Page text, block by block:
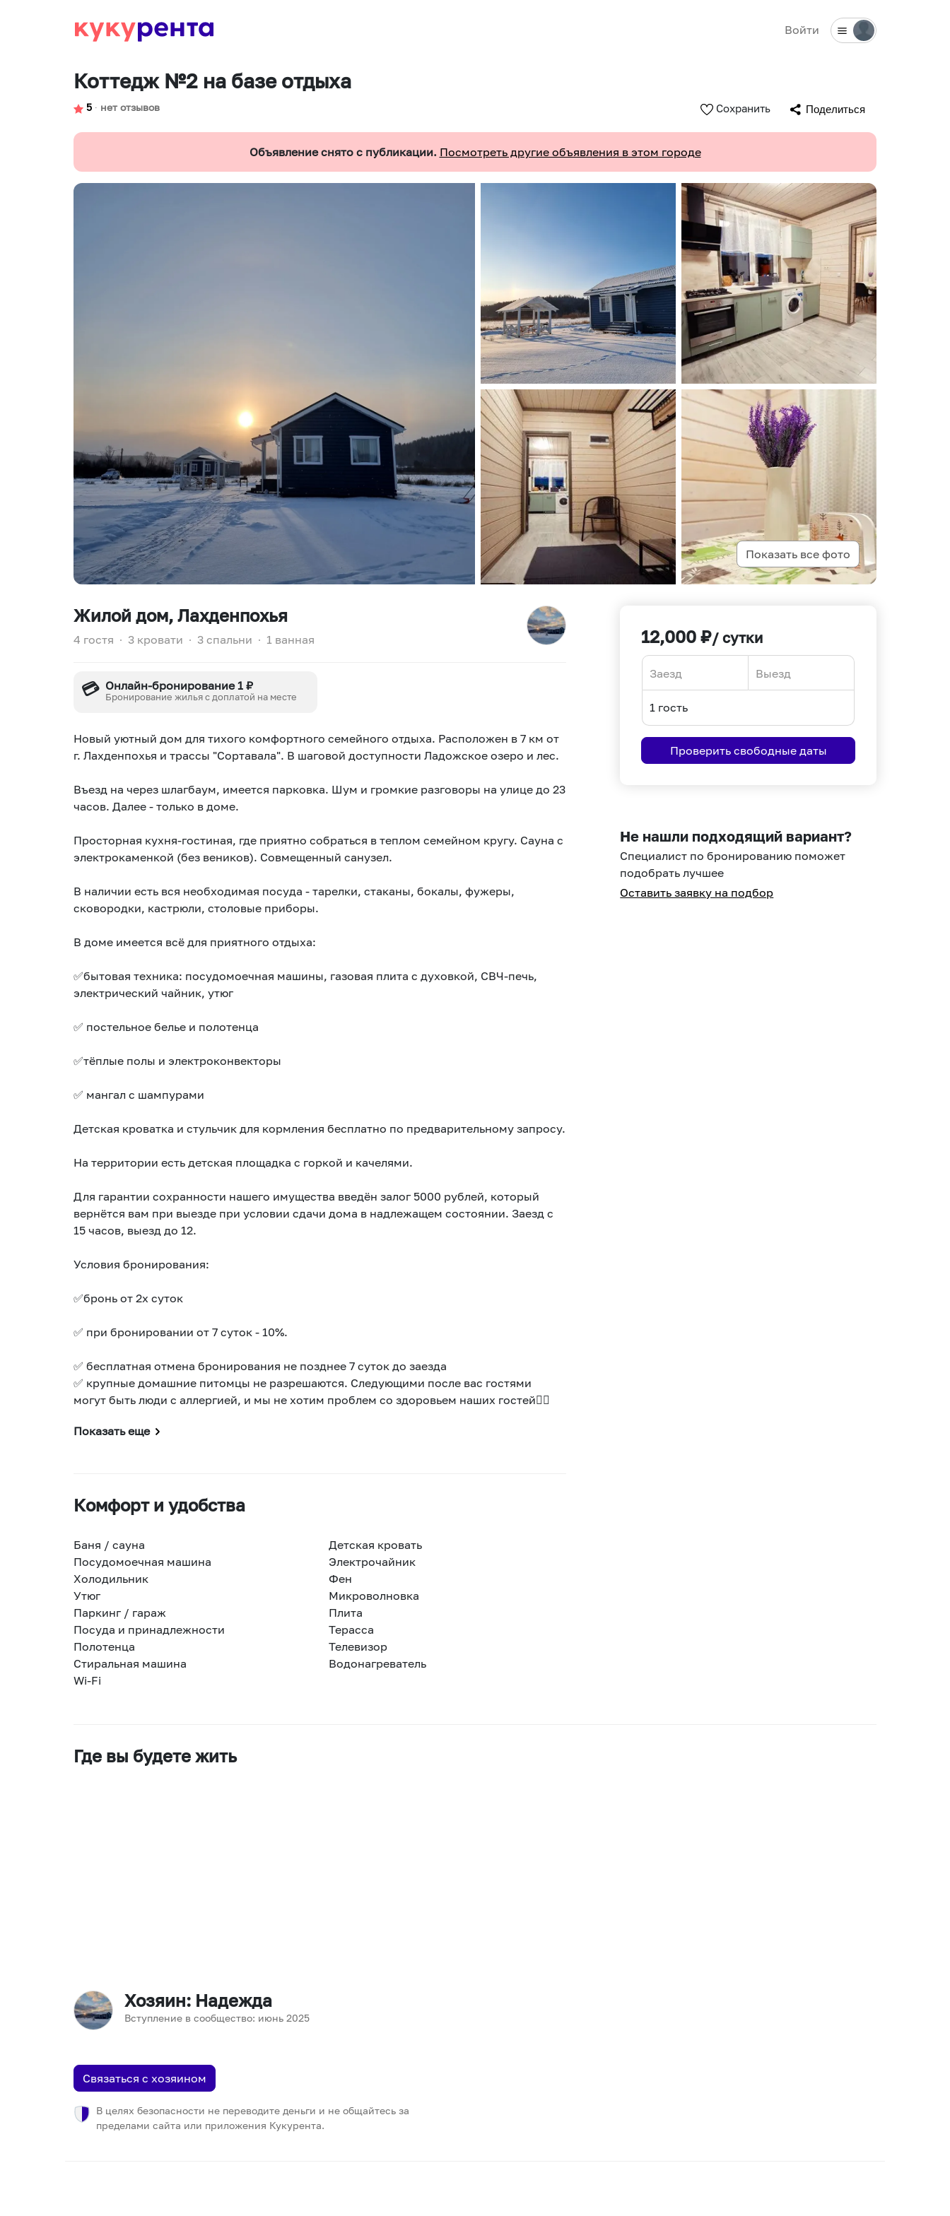
Войти
Коттедж №2 на базе отдыха
5 ∙ нет отзывов Сохранить Поделиться
Объявление снято с публикации. Посмотреть другие объявления в этом городе
Показать все фото
Жилой дом, Лахденпохья
4 гостя ∙ 3 кровати ∙ 3 спальни ∙ 1 ванная
💳 Онлайн-бронирование 1 ₽
Бронирование жилья с доплатой на месте
Новый уютный дом для тихого комфортного семейного отдыха. Расположен в 7 км от
г. Лахденпохья и трассы "Сортавала". В шаговой доступности Ладожское озеро и лес.
Въезд на через шлагбаум, имеется парковка. Шум и громкие разговоры на улице до 23
часов. Далее - только в доме.
Просторная кухня-гостиная, где приятно собраться в теплом семейном кругу. Сауна с
электрокаменкой (без веников). Совмещенный санузел.
В наличии есть вся необходимая посуда - тарелки, стаканы, бокалы, фужеры,
сковородки, кастрюли, столовые приборы.
В доме имеется всё для приятного отдыха:
✅️бытовая техника: посудомоечная машины, газовая плита с духовкой, СВЧ-печь,
электрический чайник, утюг
✅️ постельное белье и полотенца
✅️тёплые полы и электроконвекторы
✅️ мангал с шампурами
Детская кроватка и стульчик для кормления бесплатно по предварительному запросу.
На территории есть детская площадка с горкой и качелями.
Для гарантии сохранности нашего имущества введён залог 5000 рублей, который
вернётся вам при выезде при условии сдачи дома в надлежащем состоянии. Заезд с
15 часов, выезд до 12.
Условия бронирования:
✅️бронь от 2х суток
✅️ при бронировании от 7 суток - 10%.
✅️ бесплатная отмена бронирования не позднее 7 суток до заезда
✅️ крупные домашние питомцы не разрешаются. Следующими после вас гостями
могут быть люди с аллергией, и мы не хотим проблем со здоровьем наших гостей🤷‍♀️
Показать еще
Комфорт и удобства
Баня / сауна
Детская кровать
Посудомоечная машина
Электрочайник
Холодильник
Фен
Утюг
Микроволновка
Паркинг / гараж
Плита
Посуда и принадлежности
Терасса
Полотенца
Телевизор
Стиральная машина
Водонагреватель
Wi-Fi
12,000 ₽/ сутки
forward
interact
with
select
a
date.
the
interact
with
select
a
the
Проверить свободные даты
Не нашли подходящий вариант?
Специалист по бронированию поможет
подобрать лучшее
Оставить заявку на подбор
Где вы будете жить
Хозяин: Надежда
Вступление в сообщество: июнь 2025
Связаться с хозяином
В целях безопасности не переводите деньги и не общайтесь за
пределами сайта или приложения Кукурента.